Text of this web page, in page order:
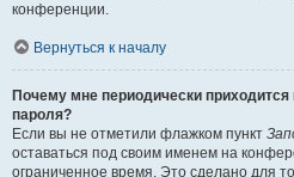
конференции.
Вернуться к началу
Почему мне периодически приходится
пароля?
Если вы не отметили флажком пункт
оставаться под своим именем на
ограниченное время. Это сделано для